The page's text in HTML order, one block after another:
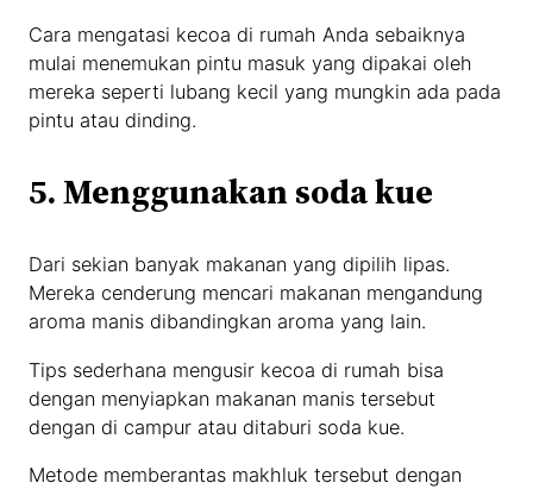
Cara mengatasi kecoa di rumah Anda sebaiknya
mulai menemukan pintu masuk yang dipakai oleh
mereka seperti lubang kecil yang mungkin ada pada
pintu atau dinding.
5. Menggunakan soda kue
Dari sekian banyak makanan yang dipilih lipas.
Mereka cenderung mencari makanan mengandung
aroma manis dibandingkan aroma yang lain.
Tips sederhana mengusir kecoa di rumah bisa
dengan menyiapkan makanan manis tersebut
dengan di campur atau ditaburi soda kue.
Metode memberantas makhluk tersebut dengan